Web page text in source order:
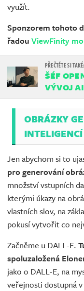
využít.
Sponzorem tohoto
řadou ViewFinity
ŠÉF
VÝVOJ
OBRÁZKY
INTELIGENCÍ
Jen abychom si to
pro generování
množství vstupních
kterými úkazy na
vlastních slov, na
pokusí vytvořit co
Začněme u DALL-E.
spoluzaložená
jako o DALL-E, na
veřejnosti dostupná